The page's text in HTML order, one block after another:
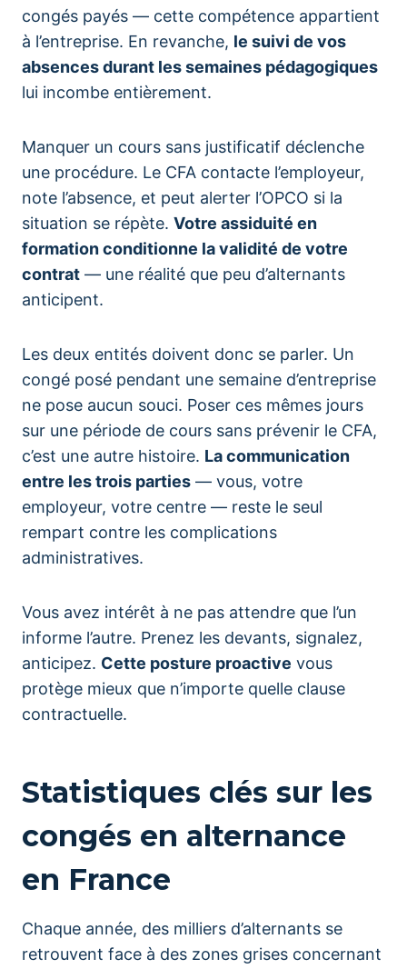
congés payés — cette compétence appartient
à l’entreprise. En revanche, le suivi de vos
absences durant les semaines pédagogiques
lui incombe entièrement.
Manquer un cours sans justificatif déclenche
une procédure. Le CFA contacte l’employeur,
note l’absence, et peut alerter l’OPCO si la
situation se répète. Votre assiduité en
formation conditionne la validité de votre
contrat — une réalité que peu d’alternants
anticipent.
Les deux entités doivent donc se parler. Un
congé posé pendant une semaine d’entreprise
ne pose aucun souci. Poser ces mêmes jours
sur une période de cours sans prévenir le CFA,
c’est une autre histoire. La communication
entre les trois parties — vous, votre
employeur, votre centre — reste le seul
rempart contre les complications
administratives.
Vous avez intérêt à ne pas attendre que l’un
informe l’autre. Prenez les devants, signalez,
anticipez. Cette posture proactive vous
protège mieux que n’importe quelle clause
contractuelle.
Statistiques clés sur les
congés en alternance
en France
Chaque année, des milliers d’alternants se
retrouvent face à des zones grises concernant